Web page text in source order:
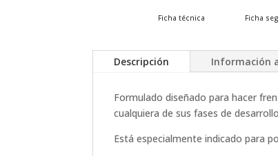
Ficha técnica Ficha
Descripción Información
Formulado diseñado para hacer
cualquiera de sus fases de
Está especialmente indicado para